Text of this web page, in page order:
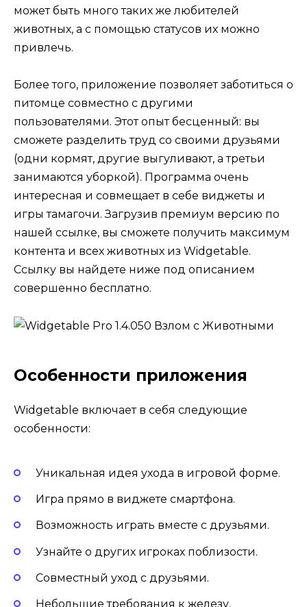
может быть много таких же любителей
животных, а с помощью статусов их можно
привлечь.
Более того, приложение позволяет заботиться о
питомце совместно с другими
пользователями. Этот опыт бесценный: вы
сможете разделить труд со своими друзьями
(одни кормят, другие выгуливают, а третьи
занимаются уборкой). Программа очень
интересная и совмещает в себе виджеты и
игры тамагочи. Загрузив премиум версию по
нашей ссылке, вы сможете получить максимум
контента и всех животных из Widgetable.
Ссылку вы найдете ниже под описанием
совершенно бесплатно.
Особенности приложения
Widgetable включает в себя следующие
особенности:
Уникальная идея ухода в игровой форме.
Игра прямо в виджете смартфона.
Возможность играть вместе с друзьями.
Узнайте о других игроках поблизости.
Совместный уход с друзьями.
Небольшие требования к железу.